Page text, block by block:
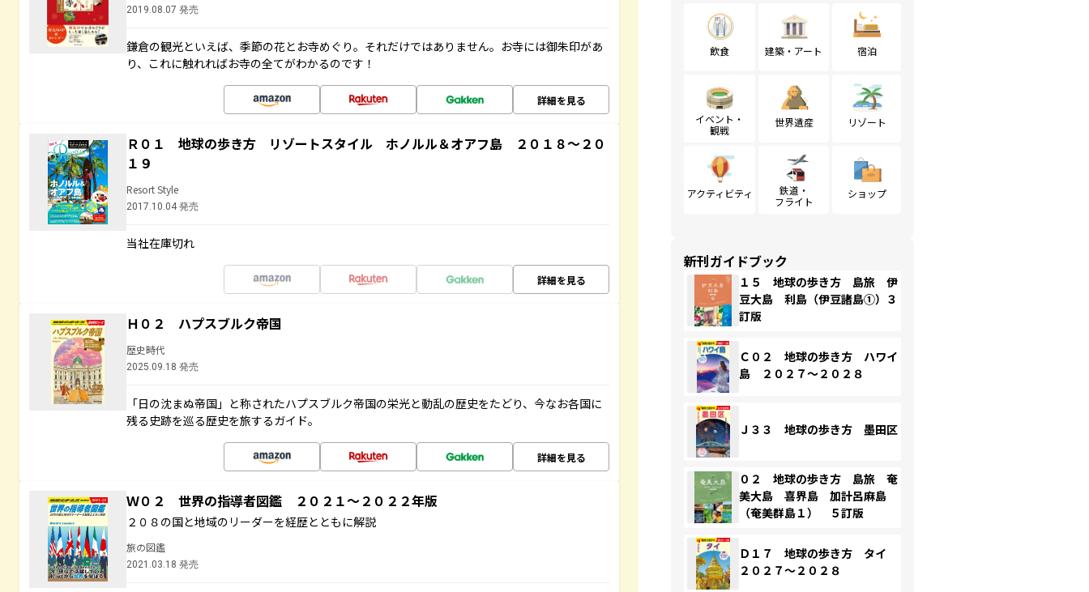
2019.08.07 発売
鎌倉の観光といえば、季節の花とお寺めぐり。それだけではありません。お寺には御朱印があ
り、これに触れればお寺の全てがわかるのです！
詳細を見る
Ｒ０１ 地球の歩き方 リゾートスタイル ホノルル＆オアフ島 ２０１８～２０
１９
Resort Style
2017.10.04 発売
当社在庫切れ
詳細を見る
Ｈ０２ ハプスブルク帝国
歴史時代
2025.09.18 発売
「日の沈まぬ帝国」と称されたハプスブルク帝国の栄光と動乱の歴史をたどり、今なお各国に
残る史跡を巡る歴史を旅するガイド。
詳細を見る
Ｗ０２ 世界の指導者図鑑 ２０２１～２０２２年版
２０８の国と地域のリーダーを経歴とともに解説
旅の図鑑
2021.03.18 発売
飲食 建築・アート 宿泊
イベント・
観戦
世界遺産 リゾート
アクティビティ
鉄道・
フライト
ショップ
新刊ガイドブック
１５ 地球の歩き方 島旅 伊
豆大島 利島（伊豆諸島①）３
訂版
Ｃ０２ 地球の歩き方 ハワイ
島 ２０２７～２０２８
Ｊ３３ 地球の歩き方 墨田区
０２ 地球の歩き方 島旅 奄
美大島 喜界島 加計呂麻島
（奄美群島１） ５訂版
Ｄ１７ 地球の歩き方 タイ
２０２７～２０２８